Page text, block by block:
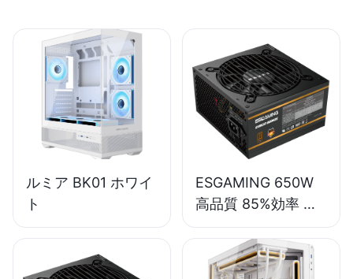
ルミア BK01 ホワイ
ト
ESGAMING 650W
高品質 85%効率 フ
ルモジュール 80+ブ
ロンズ デスクトップ
PC電源ユニット